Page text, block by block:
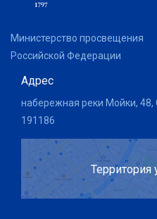
Министерство просвещения
Российской Федерации
Адрес
набережная реки Мойки, 48,
191186
Территория